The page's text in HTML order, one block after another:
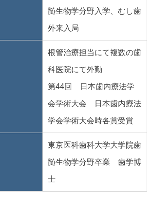
髄生物学分野入学、むし歯
外来入局
根管治療担当にて複数の歯
科医院にて外勤
第44回 日本歯内療法学
会学術大会 日本歯内療法
学会学術大会時各賞受賞
東京医科歯科大学大学院歯
髄生物学分野卒業 歯学博
士